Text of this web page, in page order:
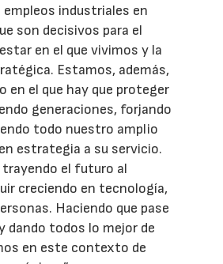
empleos industriales en
son decisivos para el
en el que vivimos y la
Estamos, además,
en el que hay que proteger
generaciones, forjando
todo nuestro amplio
estrategia a su servicio.
trayendo el futuro al
creciendo en tecnología,
Haciendo que pase
dando todos lo mejor de
en este contexto de